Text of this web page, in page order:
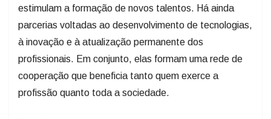
estimulam a formação de novos talentos. Há ainda
parcerias voltadas ao desenvolvimento de tecnologias,
à inovação e à atualização permanente dos
profissionais. Em conjunto, elas formam uma rede de
cooperação que beneficia tanto quem exerce a
profissão quanto toda a sociedade.